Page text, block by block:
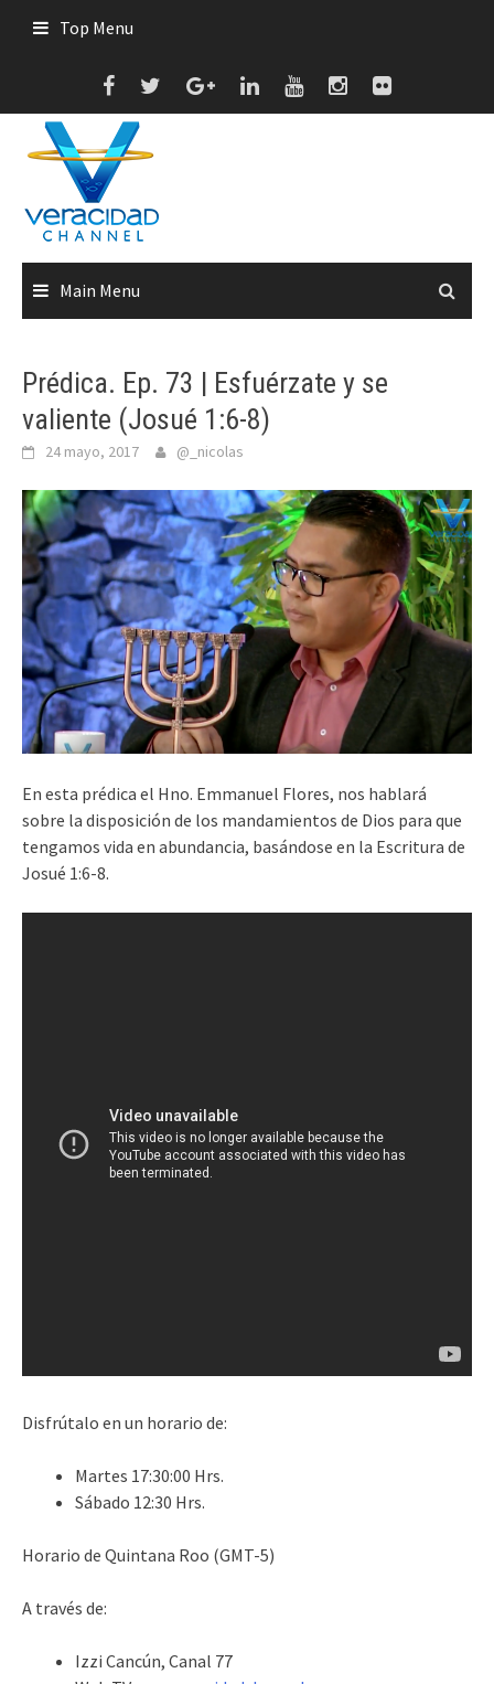
Top Menu
Main Menu
Prédica. Ep. 73 | Esfuérzate y se
valiente (Josué 1:6-8)
24 mayo, 2017 @_nicolas
En esta prédica el Hno. Emmanuel Flores, nos hablará
sobre la disposición de los mandamientos de Dios para que
tengamos vida en abundancia, basándose en la Escritura de
Josué 1:6-8.
Disfrútalo en un horario de:
Martes 17:30:00 Hrs.
Sábado 12:30 Hrs.
Horario de Quintana Roo (GMT-5)
A través de:
Izzi Cancún, Canal 77